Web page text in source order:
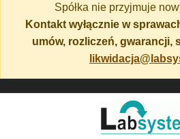
Spółka nie przyjmuje
Kontakt wyłącznie w
umów, rozliczeń, gwarancji,